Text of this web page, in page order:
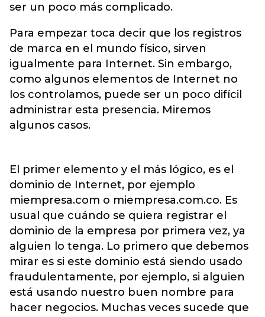
ser un poco más complicado.
Para empezar toca decir que los registros
de marca en el mundo físico, sirven
igualmente para Internet. Sin embargo,
como algunos elementos de Internet no
los controlamos, puede ser un poco difícil
administrar esta presencia. Miremos
algunos casos.
El primer elemento y el más lógico, es el
dominio de Internet, por ejemplo
miempresa.com o miempresa.com.co. Es
usual que cuándo se quiera registrar el
dominio de la empresa por primera vez, ya
alguien lo tenga. Lo primero que debemos
mirar es si este dominio está siendo usado
fraudulentamente, por ejemplo, si alguien
está usando nuestro buen nombre para
hacer negocios. Muchas veces sucede que